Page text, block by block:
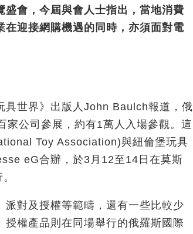
會，今屆與會人士指出，當地消費
迎接網購機遇的同時，亦須面對電
具世界》出版人John Baulch報道，俄
家公司參展，約有1萬人入場參觀。這
Toy Association)與紐倫堡玩具
eG合辦，於3月12至14日在莫斯
對及授權等範疇，還有一些比較少
權產品則在同場舉行的俄羅斯國際